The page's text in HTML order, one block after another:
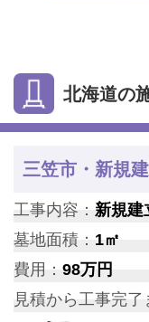
北海道の
三笠市・新規
工事内容： 新規建
墓地面積： 1㎡
費用： 98万円
見積から工事完了